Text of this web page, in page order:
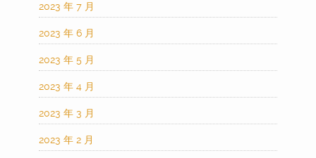
2023 年 7 月
2023 年 6 月
2023 年 5 月
2023 年 4 月
2023 年 3 月
2023 年 2 月